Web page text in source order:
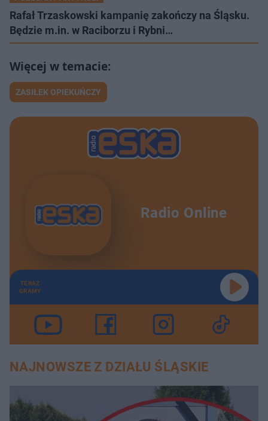
Rafał Trzaskowski kampanię zakończy na Śląsku.
Będzie m.in. w Raciborzu i Rybni…
ZASIŁEK OPIEKUŃCZY
Radio Online
TERAZ
GRAMY
NAJNOWSZE Z DZIAŁU ŚLĄSKIE